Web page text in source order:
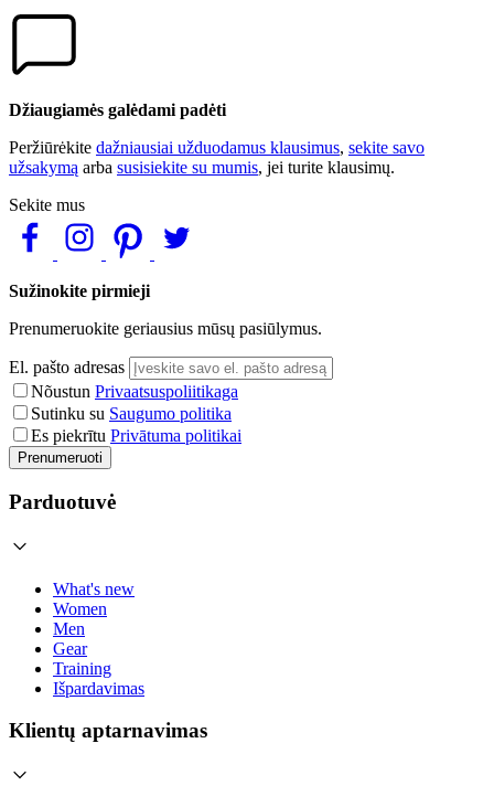
Džiaugiamės galėdami padėti
Peržiūrėkite dažniausiai užduodamus klausimus, sekite savo
užsakymą arba susisiekite su mumis, jei turite klausimų.
Sekite mus
Sužinokite pirmieji
Prenumeruokite geriausius mūsų pasiūlymus.
El. pašto adresas
Nõustun Privaatsuspoliitikaga
Sutinku su Saugumo politika
Es piekrītu Privātuma politikai
Prenumeruoti
Parduotuvė
What's new
Women
Men
Gear
Training
Išpardavimas
Klientų aptarnavimas